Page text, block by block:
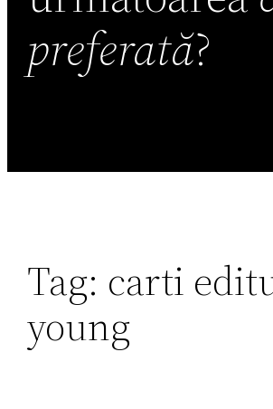
preferată?
Tag: carti
young